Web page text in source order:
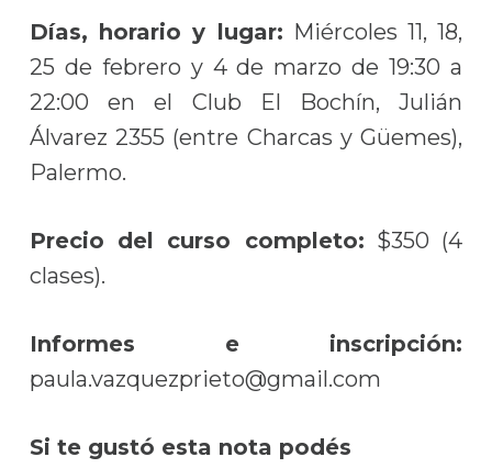
Días, horario y lugar: Miércoles 11, 18,
25 de febrero y 4 de marzo de 19:30 a
22:00 en el Club El Bochín, Julián
Álvarez 2355 (entre Charcas y Güemes),
Palermo.
Precio del curso completo: $350 (4
clases).
Informes e inscripción:
paula.vazquezprieto@gmail.com
Si te gustó esta nota podés